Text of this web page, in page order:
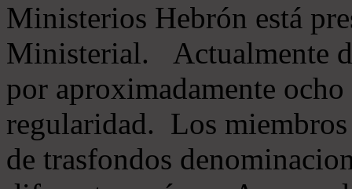
Ministerios Hebrón está
Ministerial. Actualmente
por aproximadamente
regularidad. Los
de trasfondos